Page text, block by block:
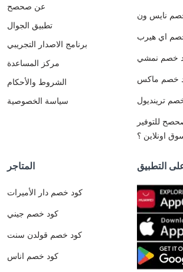
عن صحصح
تطبيق الجوال
برنامج الاصدار التجريبي
مركز المساعدة
الشروط والأحكام
سياسة الخصوصية
نايس ون
اي هيرب
خصم نمشي
خصم ماكس
ترينديول
للتوفير
اونلاين ؟
المتاجر
كود خصم دار الأميرات
كود خصم جيني
كود خصم قولدن سنت
كود خصم اناس
التطبيق